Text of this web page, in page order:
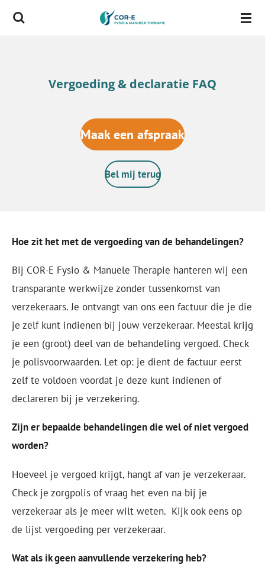
Ga
hoofdinhoudVergoeding & declaratie FAQ
Maak een afspraak
Bel mij terug
Hoe zit het met de vergoeding van de behandelingen?
Bij COR-E Fysio & Manuele Therapie hanteren wij een
transparante werkwijze zonder tussenkomst van
verzekeraars. Je ontvangt van ons een factuur die je die
je zelf kunt indienen bij jouw verzekeraar. Meestal krijg
je een (groot) deel van de behandeling vergoed. Check
je polisvoorwaarden. Let op: je dient de factuur eerst
zelf te voldoen voordat je deze kunt indienen of
declareren bij je verzekering.
Zijn er bepaalde behandelingen die wel of niet vergoed
worden?
Hoeveel je vergoed krijgt, hangt af van je verzekeraar.
Check je zorgpolis of vraag het even na bij je
verzekeraar als je meer wilt weten. Kijk ook eens op
de lijst vergoeding per verzekeraar.
Wat als ik geen aanvullende verzekering heb?